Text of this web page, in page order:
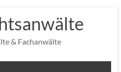
& Fachanwälte